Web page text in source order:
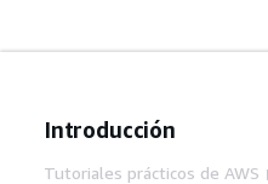
Introducción
Tutoriales prácticos de AWS